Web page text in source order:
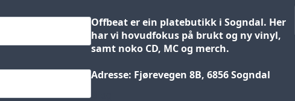
Offbeat er ein platebutikk i Sogndal. Her
har vi hovudfokus på brukt og ny vinyl,
samt noko CD, MC og merch.
Adresse: Fjørevegen 8B, 6856 Sogndal
Blog